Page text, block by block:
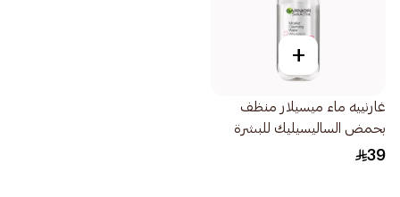
+
غارنييه ماء ميسيلار منظف
بحمض الساليسيليك للبشرة
المعرضة للشوائب 400مل
39